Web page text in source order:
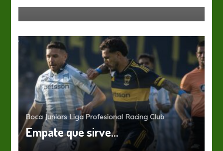
Boca Juniors Liga Profesional Racing Club
Empate que sirve…